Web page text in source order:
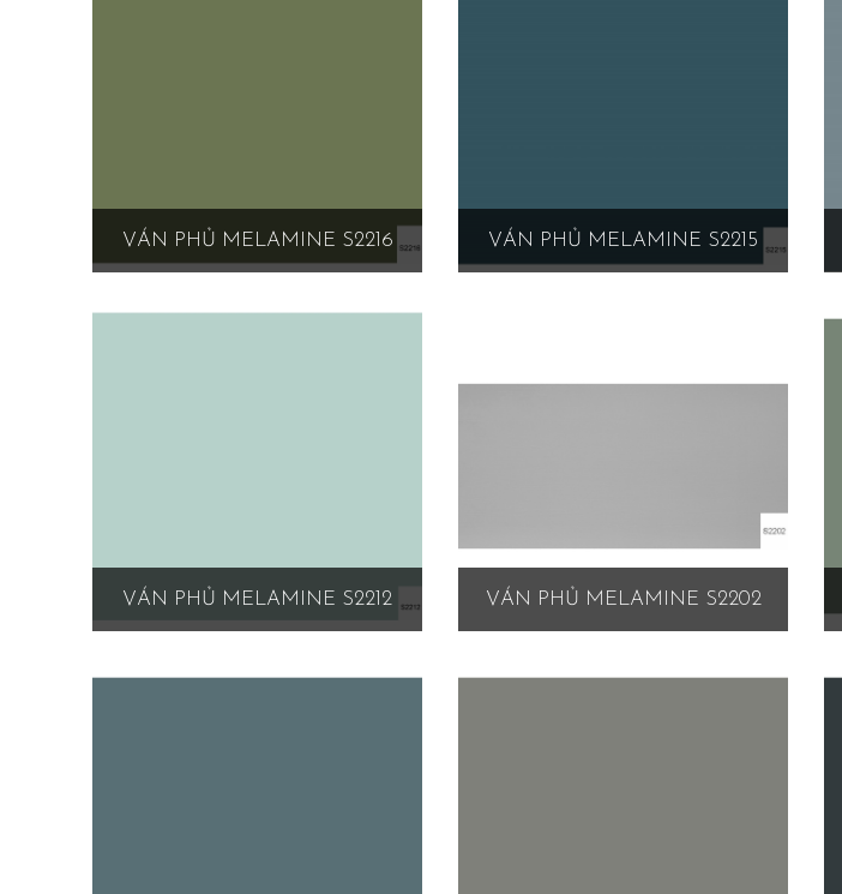
VÁN PHỦ MELAMINE S2216 VÁN PHỦ MELAMINE S2215
VÁN PHỦ MELAMINE S2212 VÁN PHỦ MELAMINE S2202